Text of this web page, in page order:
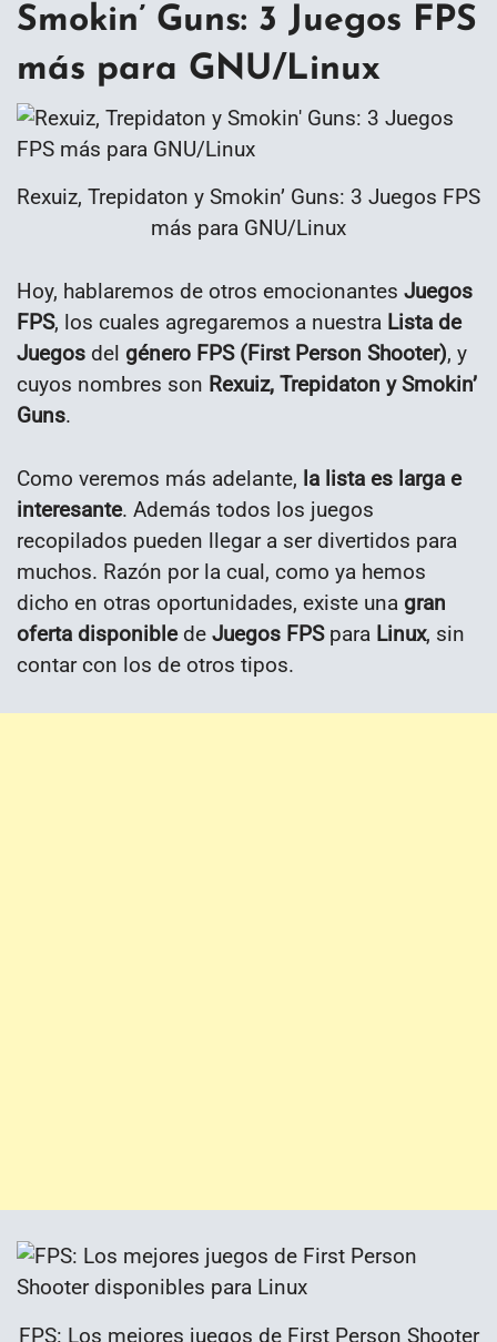
Smokin’ Guns: 3 Juegos FPS
más para GNU/Linux
Rexuiz, Trepidaton y Smokin’ Guns: 3 Juegos FPS
más para GNU/Linux
Hoy, hablaremos de otros emocionantes Juegos
FPS, los cuales agregaremos a nuestra Lista de
Juegos del género FPS (First Person Shooter), y
cuyos nombres son Rexuiz, Trepidaton y Smokin’
Guns.
Como veremos más adelante, la lista es larga e
interesante. Además todos los juegos
recopilados pueden llegar a ser divertidos para
muchos. Razón por la cual, como ya hemos
dicho en otras oportunidades, existe una gran
oferta disponiblede Juegos FPSpara Linux, sin
contar con los de otros tipos.
FPS: Los mejores juegos de First Person Shooter